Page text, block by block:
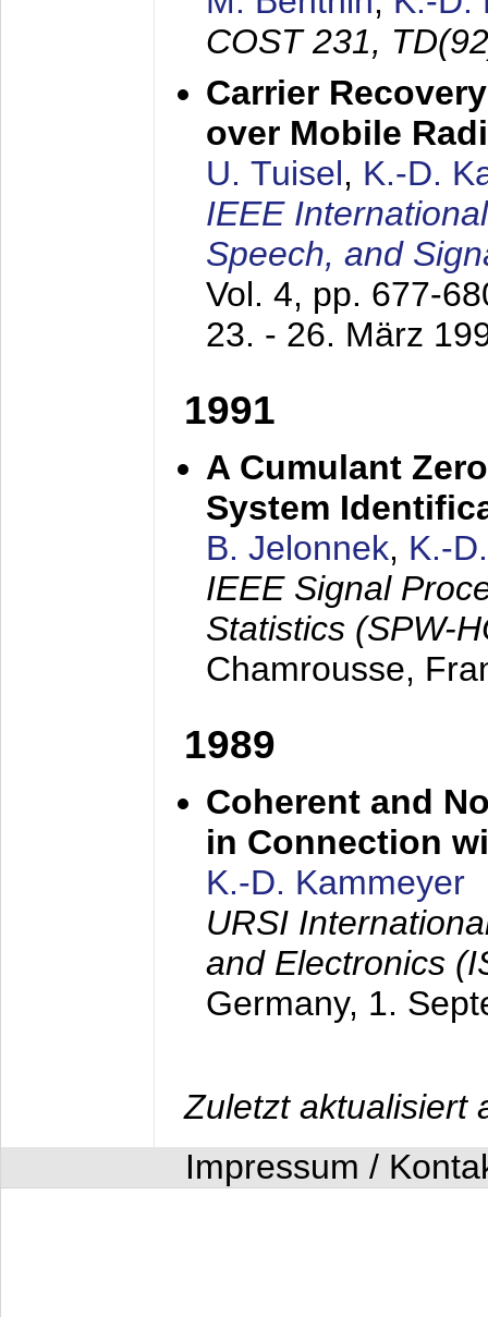
COST 231,
Carrier
over Mobile
U. Tuisel, K.-D.
IEEE
Speech, and
Vol. 4, pp. 677-
23. - 26. März
1991
A Cumulant
System
B. Jelonnek, K.-
IEEE Signal
Statistics (SPW-
Chamrousse,
1989
Coherent and
in Connection
K.-D. Kammeyer
URSI
and Electronics
Germany, 1.
Zuletzt aktualisiert
Impressum /